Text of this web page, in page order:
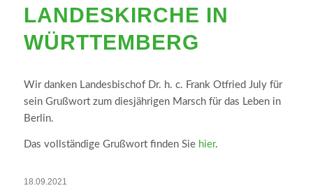
ANDESKIRCHE IN W
ÜRTTEMBERG
Wir danken Landesbischof Dr. h. c. Frank Otfried July für
sein Grußwort zum diesjährigen Marsch für das Leben in
Berlin.
Das vollständige Grußwort finden Sie hier.
18.09.2021